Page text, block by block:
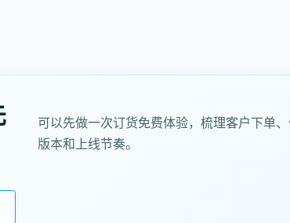
可以先做一次订货免费体验，梳理客户下单
版本和上线节奏。